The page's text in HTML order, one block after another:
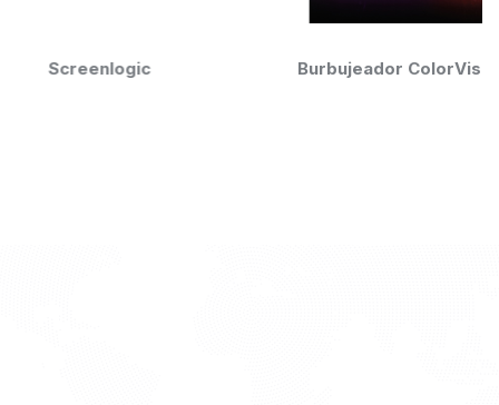
Screenlogic Burbujeador ColorVision